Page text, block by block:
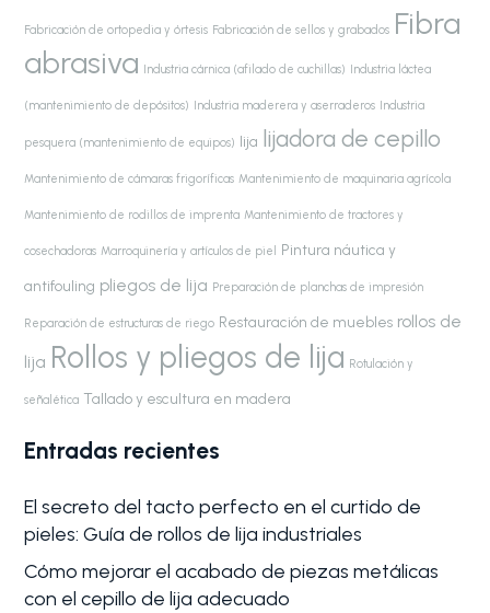
Fabricación de ortopedia y órtesis Fabricación de sellos y grabados Fibra
abrasiva
Industria cárnica (afilado de cuchillas) Industria láctea
(mantenimiento de depósitos) Industria maderera y aserraderos Industria
pesquera (mantenimiento de equipos) lija lijadora de cepillo
Mantenimiento de cámaras frigoríficas Mantenimiento de maquinaria agrícola
Mantenimiento de rodillos de imprenta Mantenimiento de tractores y
cosechadoras Marroquinería y artículos de piel Pintura náutica y
antifouling pliegos de lija Preparación de planchas de impresión
Reparación de estructuras de riego Restauración de muebles rollos de
lija Rollos y pliegos de lija Rotulación y
señalética Tallado y escultura en madera
Entradas recientes
El secreto del tacto perfecto en el curtido de
pieles: Guía de rollos de lija industriales
Cómo mejorar el acabado de piezas metálicas
con el cepillo de lija adecuado